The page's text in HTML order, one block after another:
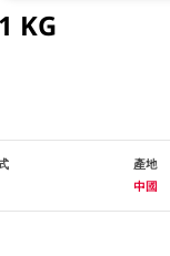
KG
產地
中國